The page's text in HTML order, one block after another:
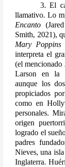
Encanto
Mary Poppins
interpreta el
(el mencionado
Larson en la
aunque los
propiciados
como en
personales.
origen
logrado el
padres
Nieves, una
Inglaterra.